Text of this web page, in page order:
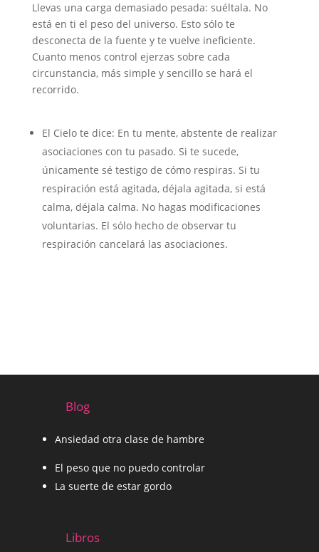
Llevas una carga demasiado pesada: suéltala. No
está en ti el peso del universo. Esto sólo te
desconecta de la fuente y te vuelve ineficiente.
Cuanto menos control ejerzas sobre cada
circunstancia, más simple y sencillo se hará el
recorrido.
El Cielo te dice: En tu mente, abstente de realizar
asociaciones con tu pasado. Si te sucede,
únicamente sé testigo de cómo respiras. Si tu
respiración está agitada, déjala agitada, si está
calma, déjala calma. No hagas modificaciones
voluntarias. El sólo hecho de observar tu
respiración cancelará las asociaciones.
Blog
Ansiedad otra clase de hambre
El peso que no puedo controlar
La suerte de estar gordo
Libros